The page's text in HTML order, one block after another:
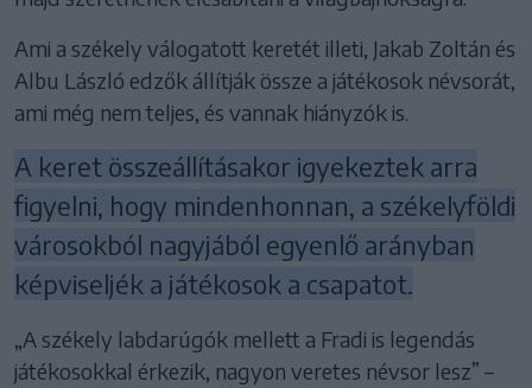
Ami a székely válogatott keretét illeti, Jakab Zoltán és
Albu László edzők állítják össze a játékosok névsorát,
ami még nem teljes, és vannak hiányzók is.
A keret összeállításakor igyekeztek arra
figyelni, hogy mindenhonnan, a székelyföldi
városokból nagyjából egyenlő arányban
képviseljék a játékosok a csapatot.
„A székely labdarúgók mellett a Fradi is legendás
játékosokkal érkezik, nagyon veretes névsor lesz” –